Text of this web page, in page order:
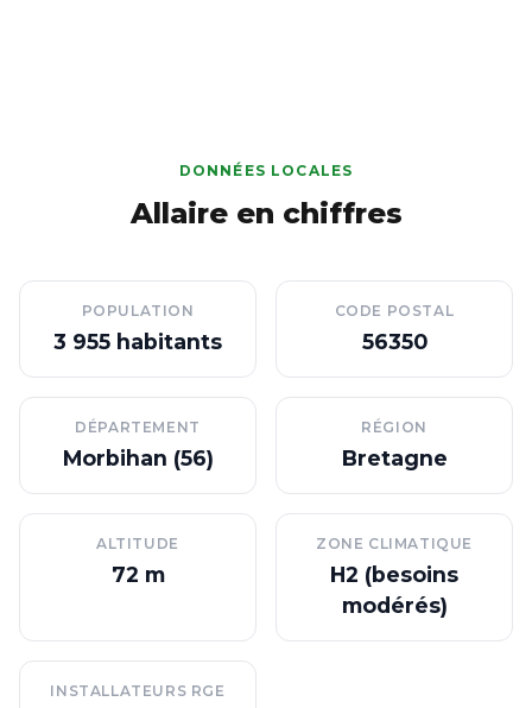
DONNÉES LOCALES
Allaire en chiffres
POPULATION
3 955 habitants
CODE POSTAL
56350
DÉPARTEMENT
Morbihan (56)
RÉGION
Bretagne
ALTITUDE
72 m
ZONE CLIMATIQUE
H2 (besoins
modérés)
INSTALLATEURS RGE